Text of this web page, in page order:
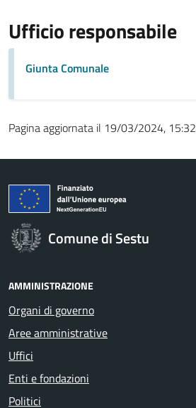
Ufficio responsabile
Giunta Comunale
Pagina aggiornata il 19/03/2024, 15:32
Comune di Sestu
AMMINISTRAZIONE
Organi di governo
Aree amministrative
Uffici
Enti e fondazioni
Politici